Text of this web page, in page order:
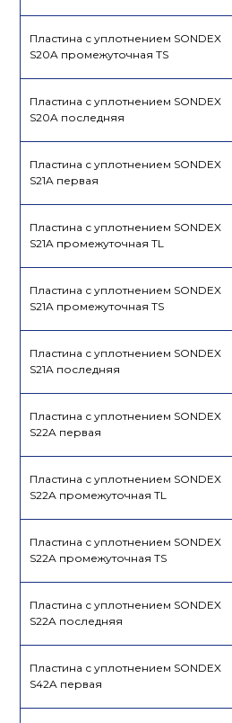
Пластина с уплотнением SONDEX
S20A промежуточная TS
Пластина с уплотнением SONDEX
S20A последняя
Пластина с уплотнением SONDEX
S21A первая
Пластина с уплотнением SONDEX
S21A промежуточная TL
Пластина с уплотнением SONDEX
S21A промежуточная TS
Пластина с уплотнением SONDEX
S21A последняя
Пластина с уплотнением SONDEX
S22A первая
Пластина с уплотнением SONDEX
S22A промежуточная TL
Пластина с уплотнением SONDEX
S22A промежуточная TS
Пластина с уплотнением SONDEX
S22A последняя
Пластина с уплотнением SONDEX
S42A первая